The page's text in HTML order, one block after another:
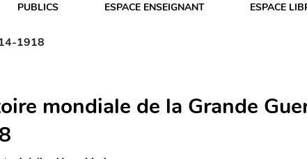
PUBLICS ESPACE ENSEIGNANT ESPACE
1918
mondiale de la Grande